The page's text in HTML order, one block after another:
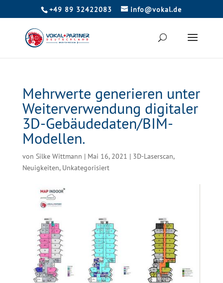
+49 89 32422083 info@vokal.de
Mehrwerte generieren unter
Weiterverwendung digitaler
3D-Gebäudedaten/BIM-
Modellen.
von Silke Wittmann | Mai 16, 2021 | 3D-Laserscan,
Neuigkeiten, Unkategorisiert